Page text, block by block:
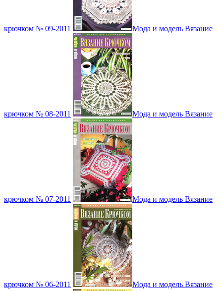
крючком № 09-2011 Мода и модель Вязание
крючком № 08-2011 Мода и модель Вязание
крючком № 07-2011 Мода и модель Вязание
крючком № 06-2011 Мода и модель Вязание